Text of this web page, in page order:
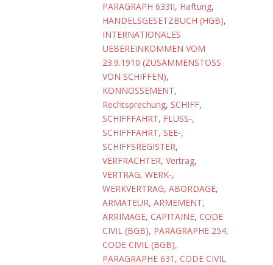
PARAGRAPH 633II, Haftung,
HANDELSGESETZBUCH (HGB),
INTERNATIONALES
UEBEREINKOMMEN VOM
23.9.1910 (ZUSAMMENSTOSS
VON SCHIFFEN),
KONNOSSEMENT,
Rechtsprechung, SCHIFF,
SCHIFFFAHRT, FLUSS-,
SCHIFFFAHRT, SEE-,
SCHIFFSREGISTER,
VERFRACHTER, Vertrag,
VERTRAG, WERK-,
WERKVERTRAG, ABORDAGE,
ARMATEUR, ARMEMENT,
ARRIMAGE, CAPITAINE, CODE
CIVIL (BGB), PARAGRAPHE 254,
CODE CIVIL (BGB),
PARAGRAPHE 631 , CODE CIVIL